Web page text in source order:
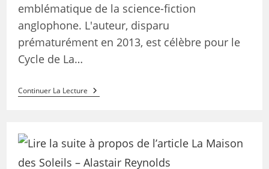
emblématique de la science-fiction
anglophone. L'auteur, disparu
prématurément en 2013, est célèbre pour le
Cycle de La…
Continuer La Lecture